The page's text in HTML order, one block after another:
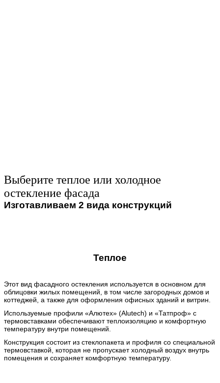
Выберите теплое или холодное
остекление фасада
Изготавливаем 2 вида конструкций
Теплое
Этот вид фасадного остекления используется в основном для
облицовки жилых помещений, в том числе загородных домов и
коттеджей, а также для оформления офисных зданий и витрин.
Используемые профили «Алютех» (Alutech) и «Татпроф» с
термовставками обеспечивают теплоизоляцию и комфортную
температуру внутри помещений.
Конструкция состоит из стеклопакета и профиля со специальной
термовставкой, которая не пропускает холодный воздух внутрь
помещения и сохраняет комфортную температуру.